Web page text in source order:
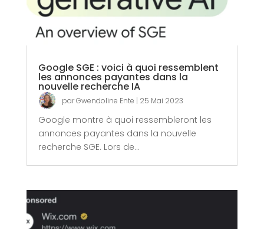
Google SGE : voici à quoi ressemblent
les annonces payantes dans la
nouvelle recherche IA
parGwendoline Ente | 25 Mai 2023
Google montre à quoi ressembleront les
annonces payantes dans la nouvelle
recherche SGE. Lors de...